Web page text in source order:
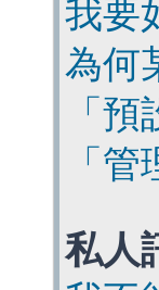
我要
為何
「
「
私人